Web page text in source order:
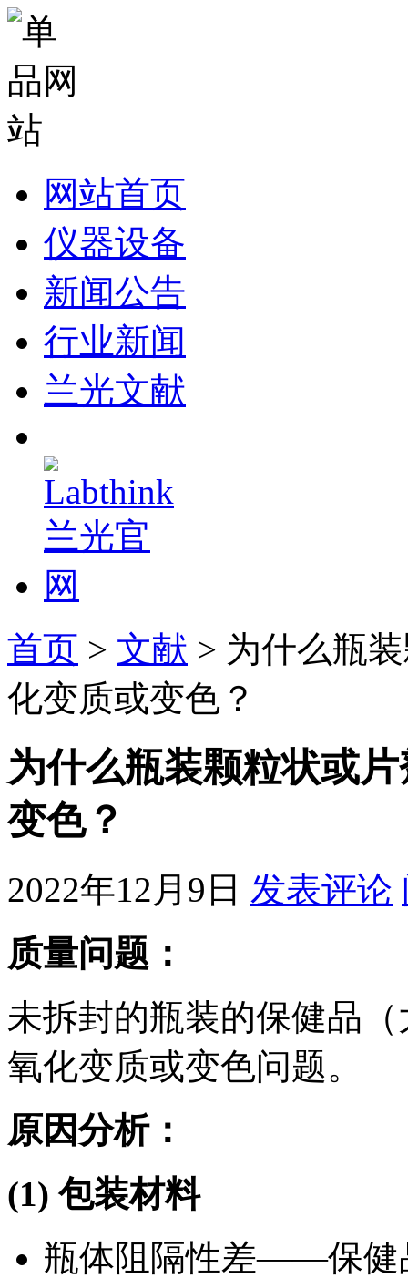
网站首页
仪器设备
新闻公告
行业新闻
兰光文献
首页 > 文献 > 为什么瓶
化变质或变色？
为什么瓶装颗粒状或
变色？
2022年12月9日 发表评论
质量问题：
未拆封的瓶装的保健品
氧化变质或变色问题。
原因分析：
(1)包装材料
瓶体阻隔性差——保健